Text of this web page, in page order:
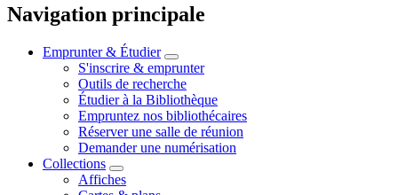
Navigation principale
Emprunter & Étudier
S'inscrire & emprunter
Outils de recherche
Étudier à la Bibliothèque
Empruntez nos bibliothécaires
Réserver une salle de réunion
Demander une numérisation
Collections
Affiches